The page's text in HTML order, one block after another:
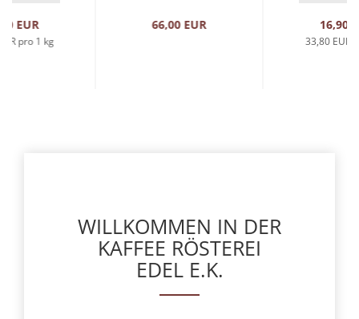
EUR
pro 1 kg
66,00 EUR
16,90
33,80 EUR
WILLKOMMEN IN DER
KAFFEE RÖSTEREI
EDEL E.K.